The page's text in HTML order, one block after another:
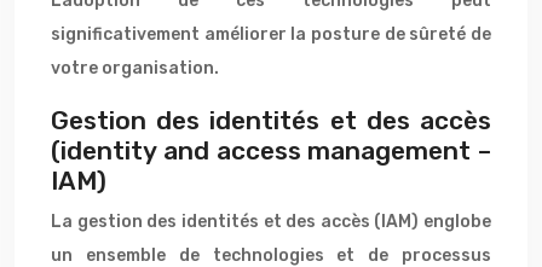
significativement améliorer la posture de sûreté de
votre organisation.
Gestion des identités et des accès
(identity and access management –
IAM)
La gestion des identités et des accès (IAM) englobe
un ensemble de technologies et de processus